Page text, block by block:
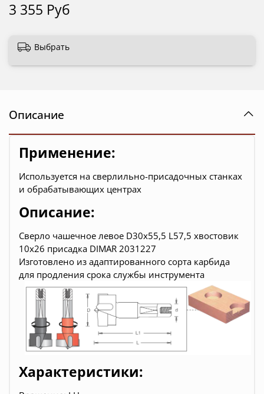
3 355 Руб
Выбрать
Описание
Применение:
Используется на сверлильно-присадочных станках
и обрабатывающих центрах
Описание:
Сверло чашечное левое D30x55,5 L57,5 хвостовик
10x26 присадка DIMAR 2031227
Изготовлено из адаптированного сорта карбида
для продления срока службы инструмента
Характеристики: